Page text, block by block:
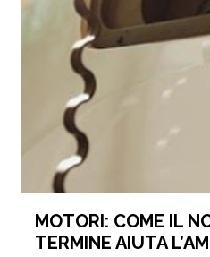
MOTORI: COME IL
TERMINE AIUTA